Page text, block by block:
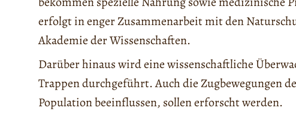
erfolgt in enger Zusammenarbeit mit den
Akademie der Wissenschaften.
Darüber hinaus wird eine wissenschaftliche
Trappen durchgeführt. Auch die Zugbewegungen
Population beeinflussen, sollen erforscht werden.